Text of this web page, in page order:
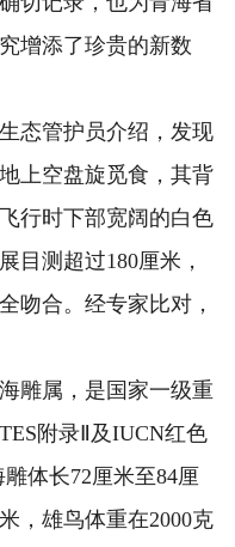
增添了珍贵的新数
管护员介绍，发现
上空盘旋觅食，其背
行时下部宽阔的白色
目测超过180厘米，
吻合。经专家比对，
属，是国家一级重
附录Ⅱ及IUCN红色
体长72厘米至84厘
，雄鸟体重在2000克